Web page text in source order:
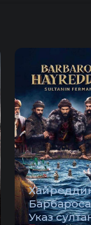
Указ